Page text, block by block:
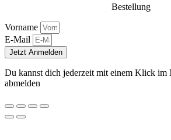
Bestellung
Vorname
E-Mail
Jetzt Anmelden
Du kannst dich jederzeit mit einem Klick im
abmelden